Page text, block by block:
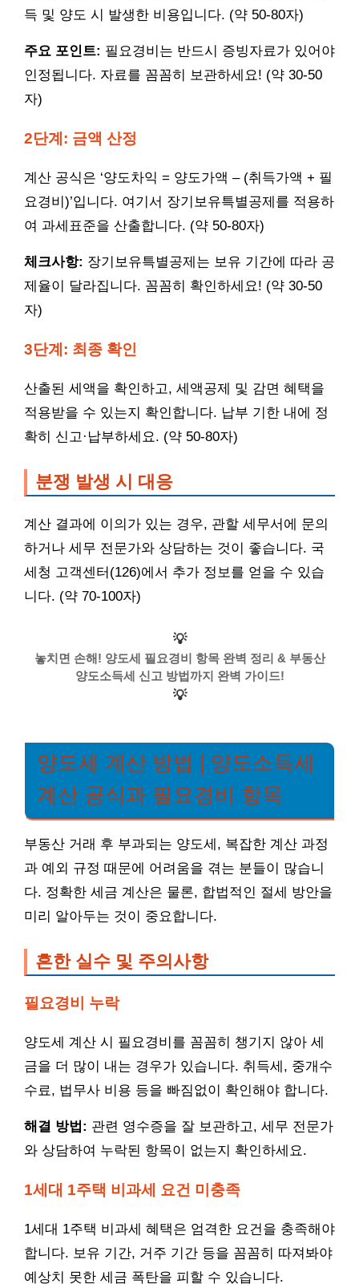
득 및 양도 시 발생한 비용입니다. (약 50-80자)
주요 포인트: 필요경비는 반드시 증빙자료가 있어야
인정됩니다. 자료를 꼼꼼히 보관하세요! (약 30-50
자)
2단계: 금액 산정
계산 공식은 ‘양도차익 = 양도가액 – (취득가액 + 필
요경비)’입니다. 여기서 장기보유특별공제를 적용하
여 과세표준을 산출합니다. (약 50-80자)
체크사항: 장기보유특별공제는 보유 기간에 따라 공
제율이 달라집니다. 꼼꼼히 확인하세요! (약 30-50
자)
3단계: 최종 확인
산출된 세액을 확인하고, 세액공제 및 감면 혜택을
적용받을 수 있는지 확인합니다. 납부 기한 내에 정
확히 신고·납부하세요. (약 50-80자)
분쟁 발생 시 대응
계산 결과에 이의가 있는 경우, 관할 세무서에 문의
하거나 세무 전문가와 상담하는 것이 좋습니다. 국
세청 고객센터(126)에서 추가 정보를 얻을 수 있습
니다. (약 70-100자)
💡
놓치면 손해! 양도세 필요경비 항목 완벽 정리 & 부동산
양도소득세 신고 방법까지 완벽 가이드!
💡
양도세 계산 방법 | 양도소득세
계산 공식과 필요경비 항목
부동산 거래 후 부과되는 양도세, 복잡한 계산 과정
과 예외 규정 때문에 어려움을 겪는 분들이 많습니
다. 정확한 세금 계산은 물론, 합법적인 절세 방안을
미리 알아두는 것이 중요합니다.
흔한 실수 및 주의사항
필요경비 누락
양도세 계산 시 필요경비를 꼼꼼히 챙기지 않아 세
금을 더 많이 내는 경우가 있습니다. 취득세, 중개수
수료, 법무사 비용 등을 빠짐없이 확인해야 합니다.
해결 방법: 관련 영수증을 잘 보관하고, 세무 전문가
와 상담하여 누락된 항목이 없는지 확인하세요.
1세대 1주택 비과세 요건 미충족
1세대 1주택 비과세 혜택은 엄격한 요건을 충족해야
합니다. 보유 기간, 거주 기간 등을 꼼꼼히 따져봐야
예상치 못한 세금 폭탄을 피할 수 있습니다.